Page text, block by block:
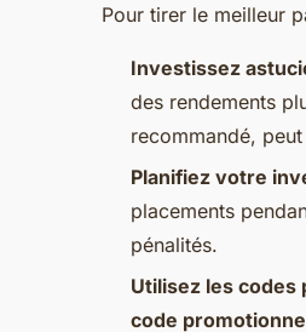
Pour tirer le meilleur
Investissez
des rendements
recommandé,
Planifiez votre
placements
pénalités.
Utilisez les codes
code